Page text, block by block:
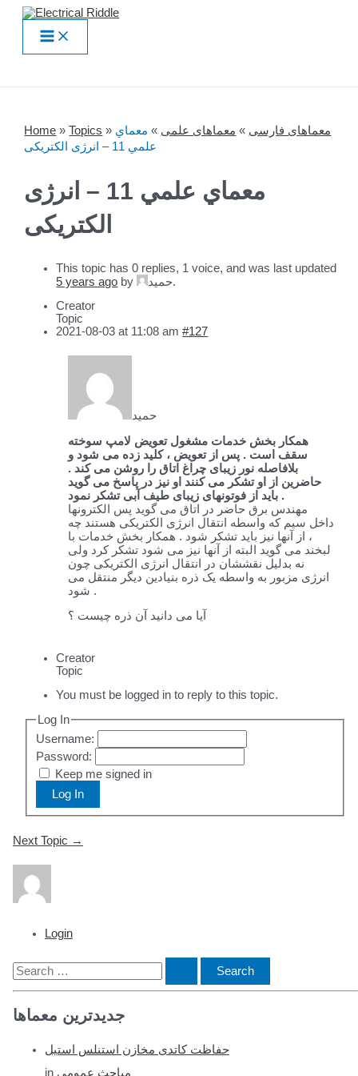
Skip
contentMain
Menu
Login
S
e
جدیدترین معماها
حفاظت کاتدی مخازن استنلس استیل
in مباحث عمومی
Home »Topics » معماهای فارسی » معماهای علمی » معماي
علمي 11 – انرژی الکتریکی
معماي علمي 11 – انرژی
الکتریکی
This topic has 0 replies, 1 voice, and was last updated
5 years ago by حميد.
Creator
Topic
2021-08-03 at 11:08 am #127
حميد
همکار بخش خدمات مشغول تعویض لامپ سوخته
سقف است . پس از تعویض ، کلید زده می شود و
بلافاصله نور زیبای چراغ اتاق را روشن می کند .
حاضرین از او تشکر می کنند او نیز در پاسخ می گوید
باید از فوتونهای زیبای طیف آبی تشکر نمود .
مهندس برق حاضر در اتاق می گوید پس الکترونها
داخل سیم که واسطه انتقال انرژی الکتریکی هستند چه
، از آنها نیز باید تشکر شود . همکار بخش خدمات با
لبخند می گوید البته از آنها نیز می شود تشکر کرد ولی
نه بدلیل نقششان در انتقال انرژی الکتریکی چون
انرژی مزبور به واسطه یک ذره بنیادین دیگر منتقل می
شود .
آیا می دانید آن ذره چیست ؟
Creator
Topic
You must be logged in to reply to this topic.
Log In
Username:
Password:
Keep me signed in
Log In
Post
Next Topic →